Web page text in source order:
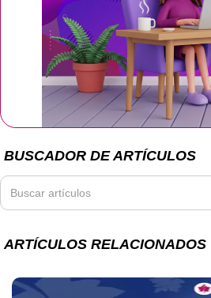
BUSCADOR DE ARTÍCULOS
ARTÍCULOS RELACIONADOS